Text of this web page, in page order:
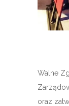
Walne
oraz